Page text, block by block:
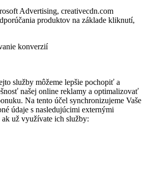
Advertising, creativecdn.com
produktov na základe kliknutí,
konverzií
služby môžeme lepšie pochopiť a
našej online reklamy a optimalizovať
Na tento účel synchronizujeme Vaše
údaje s nasledujúcimi externými
už využívate ich služby: